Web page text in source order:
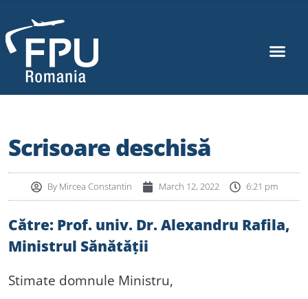
Scrisoare deschisă
ByMircea Constantin March 12, 2022 6:21 pm
Către: Prof. univ. Dr. Alexandru Rafila,
Ministrul Sănătății
Stimate domnule Ministru,